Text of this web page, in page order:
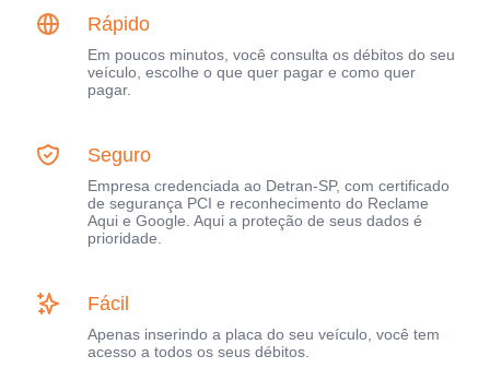
Rápido
Em poucos minutos, você consulta os débitos do seu
veículo, escolhe o que quer pagar e como quer
pagar.
Seguro
Empresa credenciada ao Detran-SP, com certificado
de segurança PCI e reconhecimento do Reclame
Aqui e Google. Aqui a proteção de seus dados é
prioridade.
Fácil
Apenas inserindo a placa do seu veículo, você tem
acesso a todos os seus débitos.